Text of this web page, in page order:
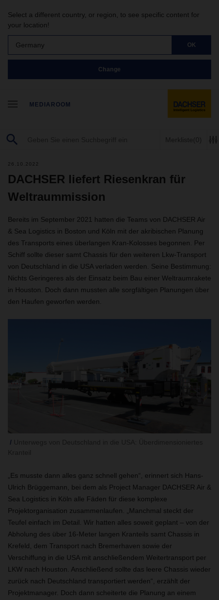
Select a different country, or region, to see specific content for
your location!
Germany OK
Change
MEDIAROOM
Merkliste(0)
26.10.2022
DACHSER liefert Riesenkran für
Weltraummission
Bereits im September 2021 hatten die Teams von DACHSER Air
& Sea Logistics in Boston und Köln mit der akribischen Planung
des Transports eines überlangen Kran-Kolosses begonnen. Per
Schiff sollte dieser samt Chassis für den weiteren Lkw-Transport
von Deutschland in die USA verladen werden. Seine Bestimmung:
Nichts Geringeres als der Einsatz beim Bau einer Weltraumrakete
in Houston. Doch dann mussten alle sorgfältigen Planungen über
den Haufen geworfen werden.
„Es musste dann alles ganz schnell gehen“, erinnert sich Hans-
Ulrich Brüggemann, bei dem als Project Manager DACHSER Air &
Sea Logistics in Köln alle Fäden für diese komplexe
Projektorganisation zusammenlaufen. „Manchmal steckt der
Teufel einfach im Detail. Wir hatten alles soweit geplant – von der
Abholung des über 16-Meter langen Kranteils samt Chassis in
Krefeld, dem Transport nach Bremerhaven sowie der
Verschiffung in die USA mit anschließendem Weitertransport per
LKW nach Houston. Anschließend sollte das leere Chassis wieder
zurück nach Deutschland transportiert werden“, erzählt der
Projektmanager. Doch dann scheiterte die Planung an einem